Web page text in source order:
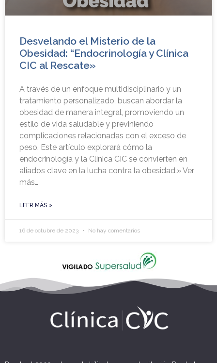
Desvelando el Misterio de la
Obesidad: “Endocrinología y Clínica
CIC al Rescate»
A través de un enfoque multidisciplinario y un
tratamiento personalizado, buscan abordar la
obesidad de manera integral, promoviendo un
estilo de vida saludable y previniendo
complicaciones relacionadas con el exceso de
peso. Este artículo explorará cómo la
endocrinología y la Clínica CIC se convierten en
aliados clave en la lucha contra la obesidad.» Ver
más…
LEER MÁS »
16 de octubre de 2023 No hay comentarios